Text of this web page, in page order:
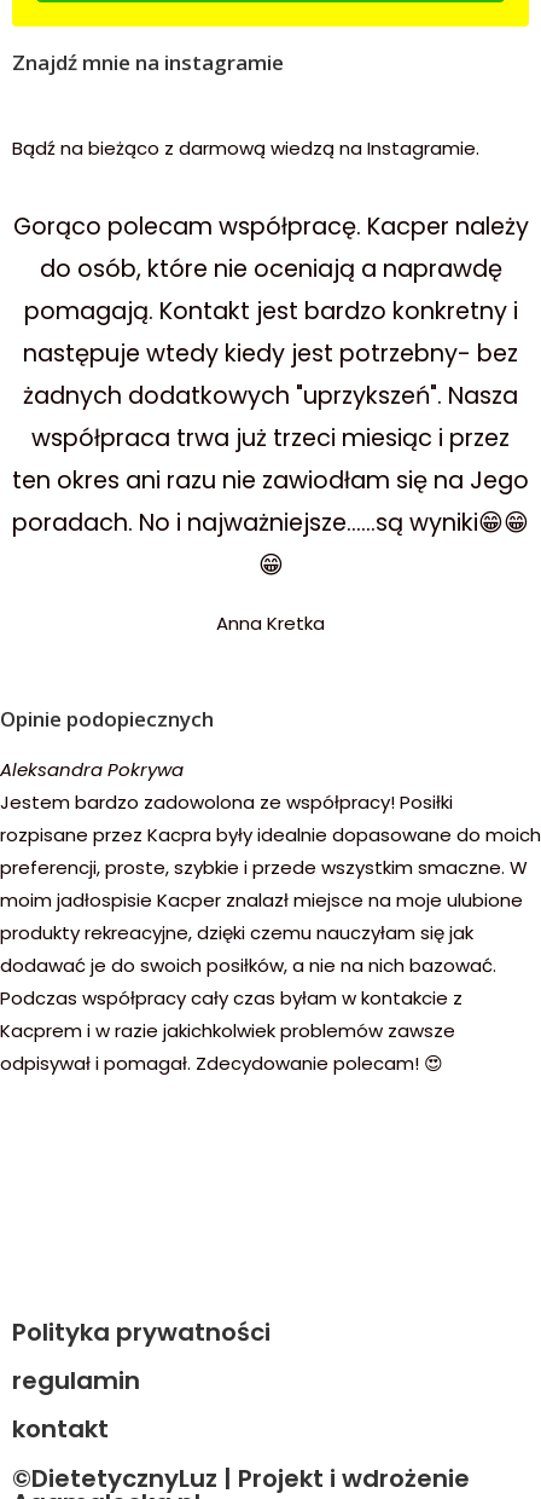
Znajdź mnie na instagramie
Bądź na bieżąco z darmową wiedzą na Instagramie.
Gorąco polecam współpracę. Kacper należy
do osób, które nie oceniają a naprawdę
pomagają. Kontakt jest bardzo konkretny i
następuje wtedy kiedy jest potrzebny- bez
żadnych dodatkowych "uprzykszeń". Nasza
współpraca trwa już trzeci miesiąc i przez
ten okres ani razu nie zawiodłam się na Jego
poradach. No i najważniejsze......są wyniki😁😁
😁
Anna Kretka
Opinie podopiecznych
Aleksandra Pokrywa
Jestem bardzo zadowolona ze współpracy! Posiłki
rozpisane przez Kacpra były idealnie dopasowane do moich
preferencji, proste, szybkie i przede wszystkim smaczne. W
moim jadłospisie Kacper znalazł miejsce na moje ulubione
produkty rekreacyjne, dzięki czemu nauczyłam się jak
dodawać je do swoich posiłków, a nie na nich bazować.
Podczas współpracy cały czas byłam w kontakcie z
Kacprem i w razie jakichkolwiek problemów zawsze
odpisywał i pomagał. Zdecydowanie polecam! 😍
Polityka prywatności
regulamin
kontakt
©DietetycznyLuz | Projekt i wdrożenie